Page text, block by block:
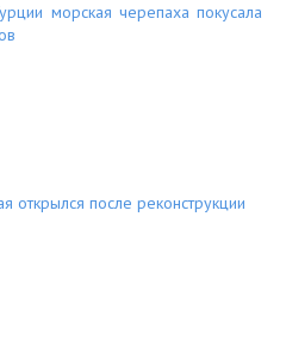
морская черепаха покусала
открылся после реконструкции